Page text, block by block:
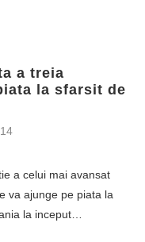
a treia
la sfarsit de
a celui mai avansat
va ajunge pe piata la
la inceput…